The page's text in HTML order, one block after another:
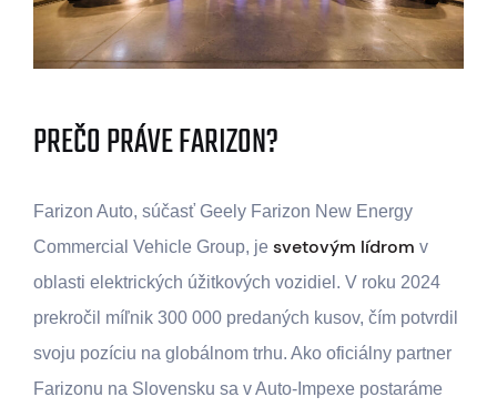
PREČO PRÁVE FARIZON?
Farizon Auto, súčasť Geely Farizon New Energy
Commercial Vehicle Group, je svetovým lídrom v
oblasti elektrických úžitkových vozidiel. V roku 2024
prekročil míľnik 300 000 predaných kusov, čím potvrdil
svoju pozíciu na globálnom trhu. Ako oficiálny partner
Farizonu na Slovensku sa v Auto-Impexe postaráme